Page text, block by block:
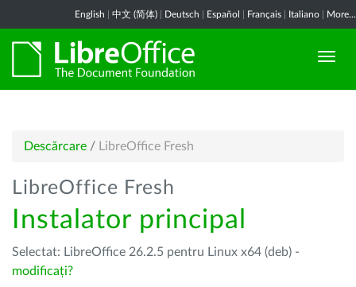
English 中文 (简体) Deutsch Español Français Italiano More...
Descărcare / LibreOffice Fresh
LibreOffice Fresh
Instalator principal
Selectat: LibreOffice 26.2.5 pentru Linux x64 (deb) -
modificați?